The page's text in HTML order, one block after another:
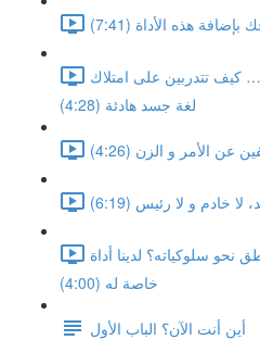
هذه الأداة (7:41)
كيف تتدربين على امتلاك
لغة جسد هادئة (4:28)
عن الأمر و الزن (4:26)
خادم و لا رئيس (6:19)
نحو سلوكياته؟ لدينا أداة
خاصة له (4:00)
أين أنت الآن؟ الباب الأول